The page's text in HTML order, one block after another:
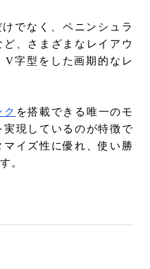
でなく、ペニンシュラ
、さまざまなレイアウ
V字型をした画期的なレ
ク を搭載できる唯一のモ
実現しているのが特徴で
イズ性に優れ、使い勝
。